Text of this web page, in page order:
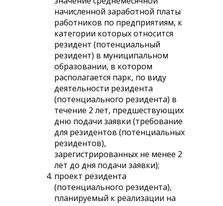
начисленной заработной платы
работников по предприятиям, к
категории которых относится
резидент (потенциальный
резидент) в муниципальном
образовании, в котором
располагается парк, по виду
деятельности резидента
(потенциального резидента) в
течение 2 лет, предшествующих
дню подачи заявки (требование
для резидентов (потенциальных
резидентов),
зарегистрированных не менее 2
лет до дня подачи заявки);
проект резидента
(потенциального резидента),
планируемый к реализации на